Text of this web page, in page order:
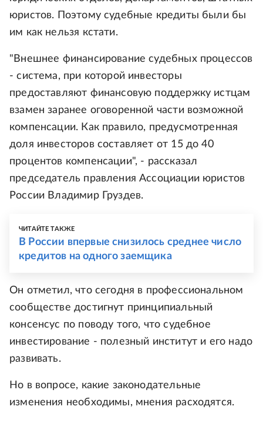
юристов. Поэтому судебные кредиты были бы
им как нельзя кстати.
"Внешнее финансирование судебных процессов
- система, при которой инвесторы
предоставляют финансовую поддержку истцам
взамен заранее оговоренной части возможной
компенсации. Как правило, предусмотренная
доля инвесторов составляет от 15 до 40
процентов компенсации", - рассказал
председатель правления Ассоциации юристов
России Владимир Груздев.
ЧИТАЙТЕ ТАКЖЕ
В России впервые снизилось среднее число
кредитов на одного заемщика
Он отметил, что сегодня в профессиональном
сообществе достигнут принципиальный
консенсус по поводу того, что судебное
инвестирование - полезный институт и его надо
развивать.
Но в вопросе, какие законодательные
изменения необходимы, мнения расходятся.